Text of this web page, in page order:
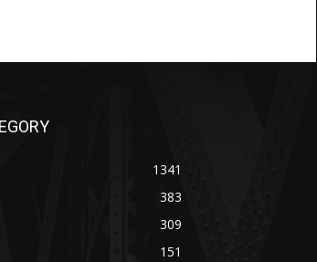
1341
383
309
151